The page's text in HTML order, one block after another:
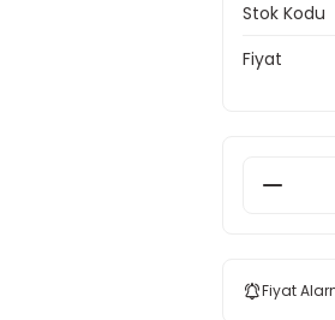
Stok Kodu
Fiyat
Fiyat